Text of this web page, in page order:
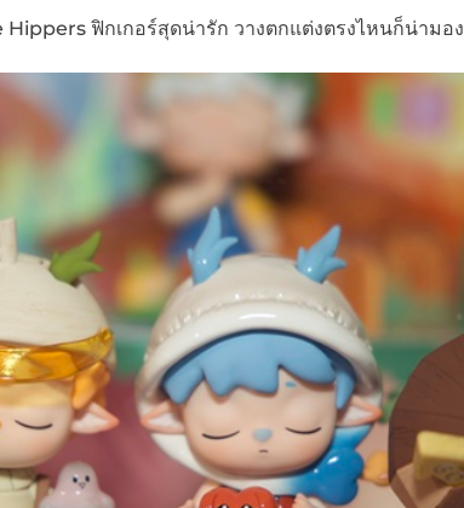
ฟิกเกอร์สุดน่ารัก วางตกแต่งตรงไหนก็น่ามอง